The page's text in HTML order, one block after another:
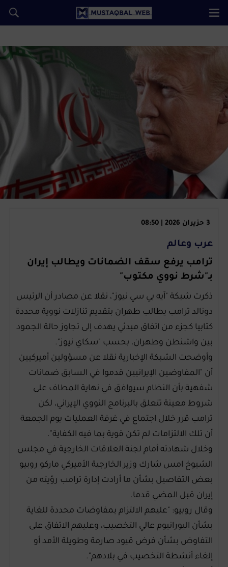
3 حزيران 2026 | 08:50
عرب وعالم
ترامب يرفع سقف الضمانات ويطالب إيران
بـ"شرط نووي مكتوب"
ذكرت شبكة "آيه بي سي نيوز"، نقلا عن مصادر أن الرئيس
دونالد ترامب يطالب طهران بتقديم تنازلات نووية محددة
كتابيا كجزء من اتفاق مبدئي يهدف إلى تجاوز حالة الجمود
بين واشنطن وطهران، بحسب "سكاي نيوز".
وأوضحت الشبكة الإخبارية نقلا عن مسؤولين أميركيين
أن "المفاوضين الإيرانيين قدموا في السابق ضمانات
شفهية بأن النظام سيوافق في نهاية المطاف على
شروط معينة تتعلق بالبرنامج النووي الإيراني، لكن
ترامب قرر خلال اجتماع في غرفة العمليات يوم الجمعة
أن تلك الالتزامات لم تكن قوية بما فيه الكفاية".
وخلال شهادته أمام لجنة العلاقات الخارجية في مجلس
الشيوخ امس شارك وزير الخارجية الأميركي ماركو روبيو
بعض التفاصيل بشأن ما أرادت إدارة ترامب رؤيته من
إيران قبل المضي قدما.
وقال روبيو: "عليهم الالتزام بمفاوضات محددة للغاية
بشأن اليورانيوم عالي التخصيب، وعليهم الاتفاق على
التفاوض بشأن فرض قيود صارمة وطويلة الأمد أو
إلغاء أنشطة التخصيب في بلادهم".